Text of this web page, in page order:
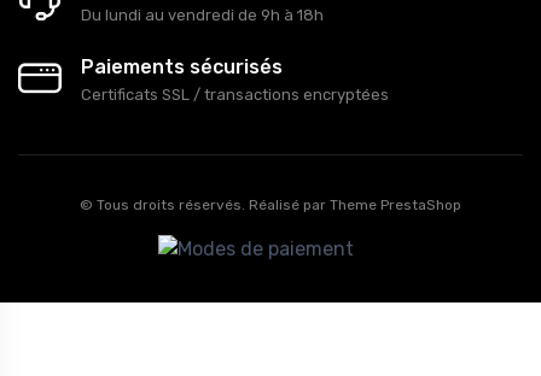
Du lundi au vendredi de 9h à 18h
Paiements sécurisés
Certificats SSL / transactions encryptées
© Tous droits réservés. Réalisé par Theme PrestaShop